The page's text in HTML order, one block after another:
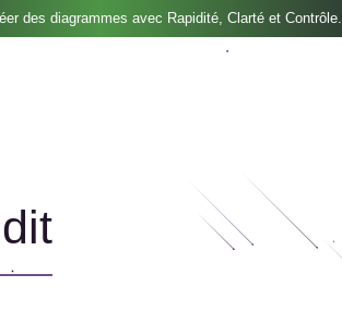
des diagrammes avec Rapidité, Clarté et Contrôle.